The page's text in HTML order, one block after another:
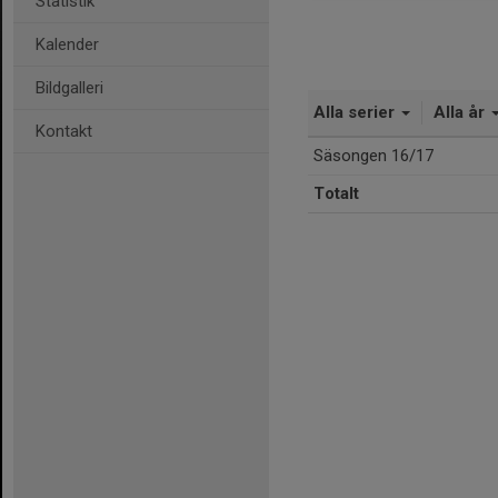
Kalender
Bildgalleri
Kontakt
Alla serier Alla år
Säsongen 16/17
Totalt